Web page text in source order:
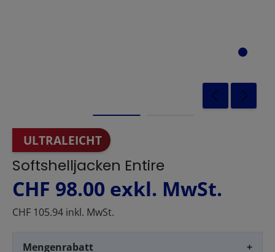
ULTRALEICHT
Softshelljacken Entire
CHF 98.00 exkl. MwSt.
CHF 105.94 inkl. MwSt.
Mengenrabatt +